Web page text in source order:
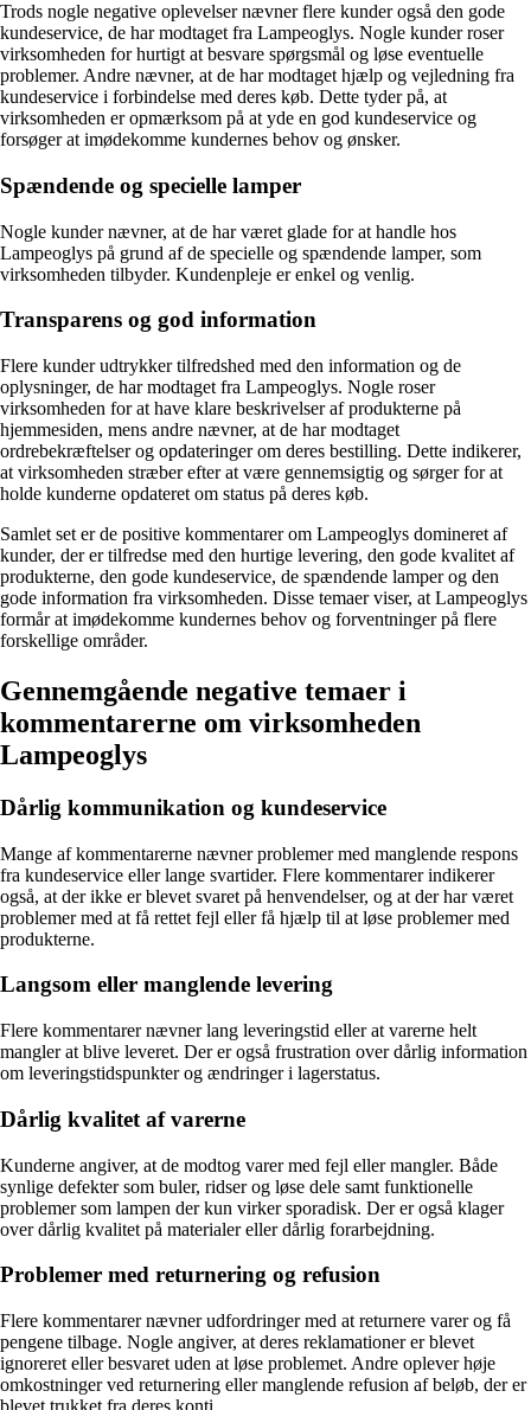
Trods nogle negative oplevelser nævner flere kunder også den gode
kundeservice, de har modtaget fra Lampeoglys. Nogle kunder roser
virksomheden for hurtigt at besvare spørgsmål og løse eventuelle
problemer. Andre nævner, at de har modtaget hjælp og vejledning fra
kundeservice i forbindelse med deres køb. Dette tyder på, at
virksomheden er opmærksom på at yde en god kundeservice og
forsøger at imødekomme kundernes behov og ønsker.
Spændende og specielle lamper
Nogle kunder nævner, at de har været glade for at handle hos
Lampeoglys på grund af de specielle og spændende lamper, som
virksomheden tilbyder. Kundenpleje er enkel og venlig.
Transparens og god information
Flere kunder udtrykker tilfredshed med den information og de
oplysninger, de har modtaget fra Lampeoglys. Nogle roser
virksomheden for at have klare beskrivelser af produkterne på
hjemmesiden, mens andre nævner, at de har modtaget
ordrebekræftelser og opdateringer om deres bestilling. Dette indikerer,
at virksomheden stræber efter at være gennemsigtig og sørger for at
holde kunderne opdateret om status på deres køb.
Samlet set er de positive kommentarer om Lampeoglys domineret af
kunder, der er tilfredse med den hurtige levering, den gode kvalitet af
produkterne, den gode kundeservice, de spændende lamper og den
gode information fra virksomheden. Disse temaer viser, at Lampeoglys
formår at imødekomme kundernes behov og forventninger på flere
forskellige områder.
Gennemgående negative temaer i
kommentarerne om virksomheden
Lampeoglys
Dårlig kommunikation og kundeservice
Mange af kommentarerne nævner problemer med manglende respons
fra kundeservice eller lange svartider. Flere kommentarer indikerer
også, at der ikke er blevet svaret på henvendelser, og at der har været
problemer med at få rettet fejl eller få hjælp til at løse problemer med
produkterne.
Langsom eller manglende levering
Flere kommentarer nævner lang leveringstid eller at varerne helt
mangler at blive leveret. Der er også frustration over dårlig information
om leveringstidspunkter og ændringer i lagerstatus.
Dårlig kvalitet af varerne
Kunderne angiver, at de modtog varer med fejl eller mangler. Både
synlige defekter som buler, ridser og løse dele samt funktionelle
problemer som lampen der kun virker sporadisk. Der er også klager
over dårlig kvalitet på materialer eller dårlig forarbejdning.
Problemer med returnering og refusion
Flere kommentarer nævner udfordringer med at returnere varer og få
pengene tilbage. Nogle angiver, at deres reklamationer er blevet
ignoreret eller besvaret uden at løse problemet. Andre oplever høje
omkostninger ved returnering eller manglende refusion af beløb, der er
blevet trukket fra deres konti.